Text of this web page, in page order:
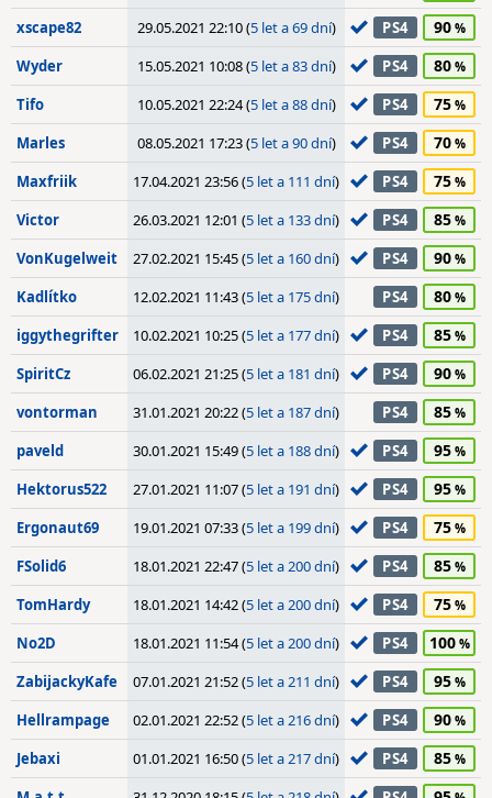
xscape82 29.05.2021 22:10 (5 let a 69 dní) PS4 90
Wyder 15.05.2021 10:08 (5 let a 83 dní) PS4 80
Tifo 10.05.2021 22:24 (5 let a 88 dní) PS4 75
Marles 08.05.2021 17:23 (5 let a 90 dní) PS4 70
Maxfriik 17.04.2021 23:56 (5 let a 111 dní) PS4 75
Victor 26.03.2021 12:01 (5 let a 133 dní) PS4 85
VonKugelweit 27.02.2021 15:45 (5 let a 160 dní) PS4 90
Kadlítko 12.02.2021 11:43 (5 let a 175 dní) PS4 80
iggythegrifter 10.02.2021 10:25 (5 let a 177 dní) PS4 85
SpiritCz 06.02.2021 21:25 (5 let a 181 dní) PS4 90
vontorman 31.01.2021 20:22 (5 let a 187 dní) PS4 85
paveld 30.01.2021 15:49 (5 let a 188 dní) PS4 95
Hektorus522 27.01.2021 11:07 (5 let a 191 dní) PS4 95
Ergonaut69 19.01.2021 07:33 (5 let a 199 dní) PS4 75
FSolid6 18.01.2021 22:47 (5 let a 200 dní) PS4 85
TomHardy 18.01.2021 14:42 (5 let a 200 dní) PS4 75
No2D 18.01.2021 11:54 (5 let a 200 dní) PS4 100
ZabijackyKafe 07.01.2021 21:52 (5 let a 211 dní) PS4 95
Hellrampage 02.01.2021 22:52 (5 let a 216 dní) PS4 90
Jebaxi 01.01.2021 16:50 (5 let a 217 dní) PS4 85